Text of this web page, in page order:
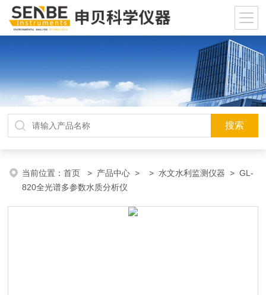
当前位置：首页 > 产品中心 > > 水文水利监测仪器 > GL-
820全光谱多参数水质分析仪